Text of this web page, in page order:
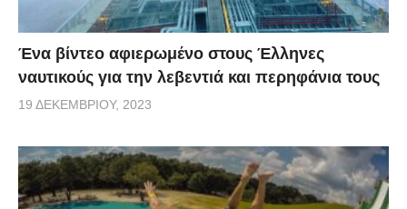
Ένα βίντεο αφιερωμένο στους Έλληνες
ναυτικούς για την λεβεντιά και περηφάνια τους
19 ΔΕΚΕΜΒΡΊΟΥ, 2023